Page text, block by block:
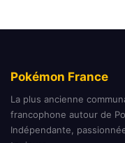
Pokémon France
La plus ancienne
francophone autour de
Indépendante,